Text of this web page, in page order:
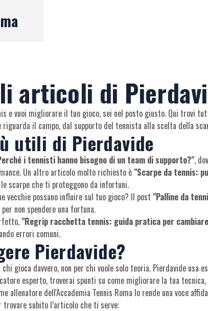
articoli di
e vuoi migliorare il tuo gioco, sei nel posto giusto. Qui trovi
il campo, dal supporto del tennista alla scelta della
utili di Pierdavide
i tennisti hanno bisogno di un team di supporto?",
Un altro articolo molto richiesto è "Scarpe da tennis:
scarpe che ti proteggono da infortuni.
vecchie possano influire sul tuo gioco? Il post "Palline da
non spendere una fortuna.
"Regrip racchetta tennis: guida pratica per
errori comuni.
Pierdavide?
gioca davvero, non per chi vuole solo teoria. Pierdavide
esperto, troverai spunti su come migliorare la tua
allenatore dell'Accademia Tennis Roma lo rende una voce
subito l’articolo che ti serve: